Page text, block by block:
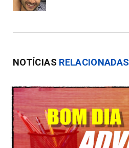
NOTÍCIAS RELACIONADAS